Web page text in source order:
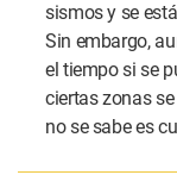
sismos y se
Sin embargo,
el tiempo si se
ciertas zonas
no se sabe es